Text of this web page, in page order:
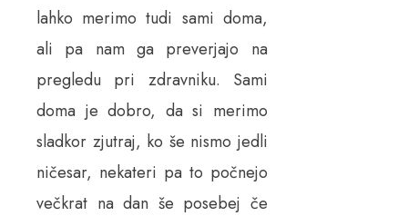
lahko merimo tudi sami doma,
ali pa nam ga preverjajo na
pregledu pri zdravniku. Sami
doma je dobro, da si merimo
sladkor zjutraj, ko še nismo jedli
ničesar, nekateri pa to počnejo
večkrat na dan še posebej če